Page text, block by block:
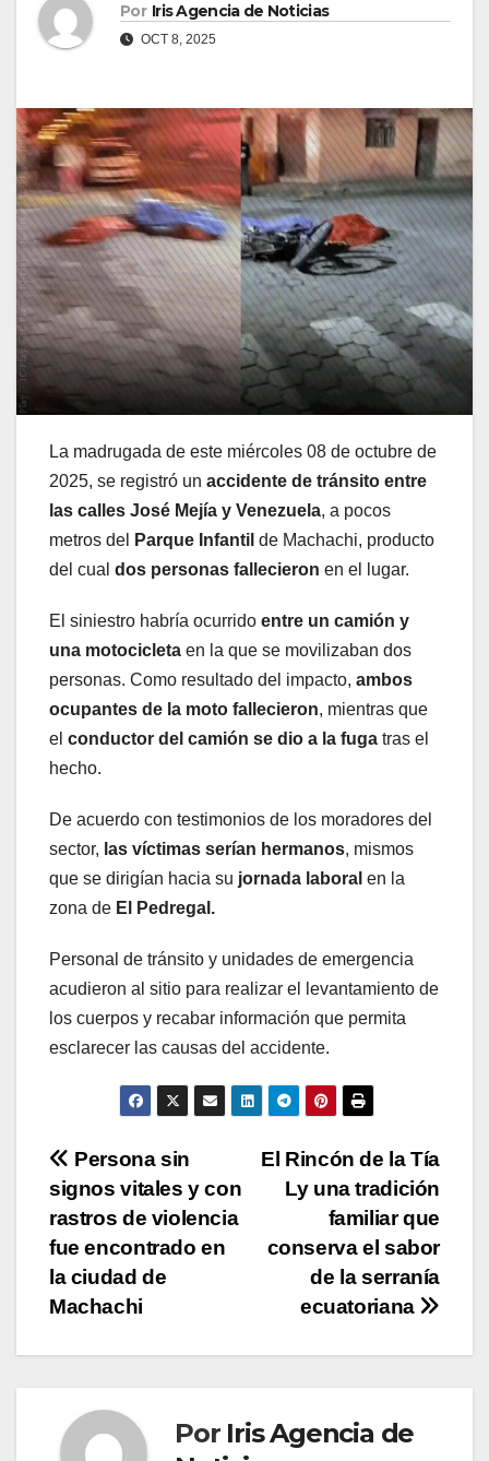
Por Iris Agencia de Noticias
OCT 8, 2025
La madrugada de este miércoles 08 de octubre de
2025, se registró un accidente de tránsito entre
las calles José Mejía y Venezuela, a pocos
metros del
Parque Infantil de Machachi, producto
del cual dos personas fallecieron en el lugar.
El siniestro habría ocurrido entre un camión y
una motocicleta en la que se movilizaban dos
personas. Como resultado del impacto, ambos
ocupantes de la moto fallecieron, mientras que
el conductor del camión se dio a la fuga tras el
hecho.
De acuerdo con testimonios de los moradores del
sector, las víctimas serían hermanos, mismos
que se dirigían hacia su jornada laboral en la
zona de El Pedregal.
Personal de tránsito y unidades de emergencia
acudieron al sitio para realizar el levantamiento de
los cuerpos y recabar información que permita
esclarecer las causas del accidente.
Navegación
de
entradas
El Rincón de la Tía
Ly una tradición
familiar que
conserva el sabor
de la serranía
ecuatoriana
Persona sin
signos vitales y con
rastros de violencia
fue encontrado en
la ciudad de
Machachi
Por Iris Agencia de